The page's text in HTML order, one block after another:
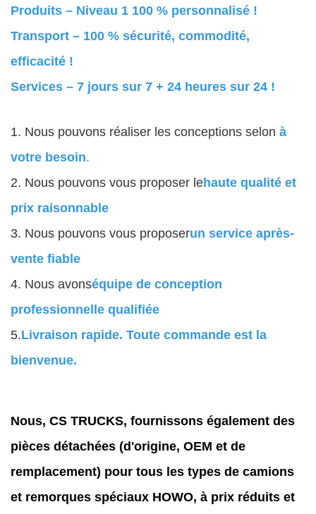
Produits – Niveau 1 100 % personnalisé !
Transport – 100 % sécurité, commodité,
efficacité !
Services – 7 jours sur 7 + 24 heures sur 24 !
1. Nous pouvons réaliser les conceptions selon à
votre besoin.
2. Nous pouvons vous proposer lehaute qualité et
prix raisonnable
3. Nous pouvons vous proposerun service après-
vente fiable
4. Nous avonséquipe de conception
professionnelle qualifiée
5.Livraison rapide. Toute commande est la
bienvenue.
Nous, CS TRUCKS, fournissons également des
pièces détachées (d'origine, OEM et de
remplacement) pour tous les types de camions
et remorques spéciaux HOWO, à prix réduits et